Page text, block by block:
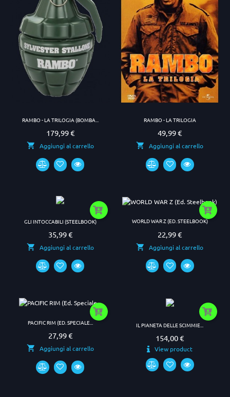
RAMBO - LA TRILOGIA (BOMBA...
Prezzo
179,99 €
Aggiungi al carrello
RAMBO - LA TRILOGIA
Prezzo
49,99 €
Aggiungi al carrello
GLI INTOCCABILI (STEELBOOK)
Prezzo
35,99 €
Aggiungi al carrello
WORLD WAR Z (ED. STEELBOOK)
Prezzo
22,99 €
Aggiungi al carrello
PACIFIC RIM (ED. SPECIALE...
Prezzo
27,99 €
Aggiungi al carrello
IL PIANETA DELLE SCIMMIE...
Prezzo
154,00 €
View product